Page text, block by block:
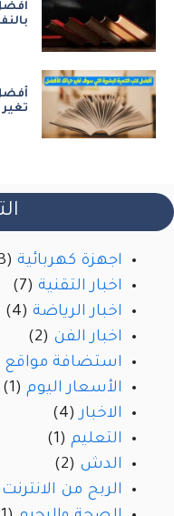
اجهزة كهربائية (3)
اخبار التقنية (7)
اخبار الرياضة (4)
اخبار الفن (2)
استضافة مواقع
الأسعار اليوم (1)
الاخبار(4)
التعليم (1)
الدش (2)
الربح من الانترنت